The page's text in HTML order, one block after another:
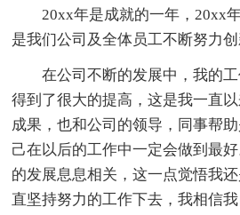
20xx年是成就的一年，20xx
是我们公司及全体员工不断努力创
在公司不断的发展中，我的
得到了很大的提高，这是我一直
成果，也和公司的领导，同事帮
己在以后的工作中一定会做到最
的发展息息相关，这一点觉悟我
直坚持努力的工作下去，我相信